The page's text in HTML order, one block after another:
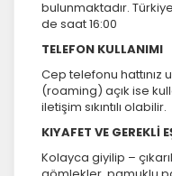
bulunmaktadır.
de saat 16:00
TELEFON KULLANIMI
Cep telefonu hattınız
(roaming) açık ise
iletişim sıkıntılı olabilir.
KIYAFET VE GEREKLİ
Kolayca giyilip –